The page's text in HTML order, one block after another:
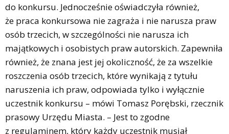
do konkursu. Jednocześnie oświadczyła również,
że praca konkursowa nie zagraża i nie narusza praw
osób trzecich, w szczególności nie narusza ich
majątkowych i osobistych praw autorskich. Zapewniła
również, że znana jest jej okoliczność, że za wszelkie
roszczenia osób trzecich, które wynikają z tytułu
naruszenia ich praw, odpowiada tylko i wyłącznie
uczestnik konkursu – mówi Tomasz Porębski, rzecznik
prasowy Urzędu Miasta. – Jest to zgodne
z regulaminem, który każdy uczestnik musiał